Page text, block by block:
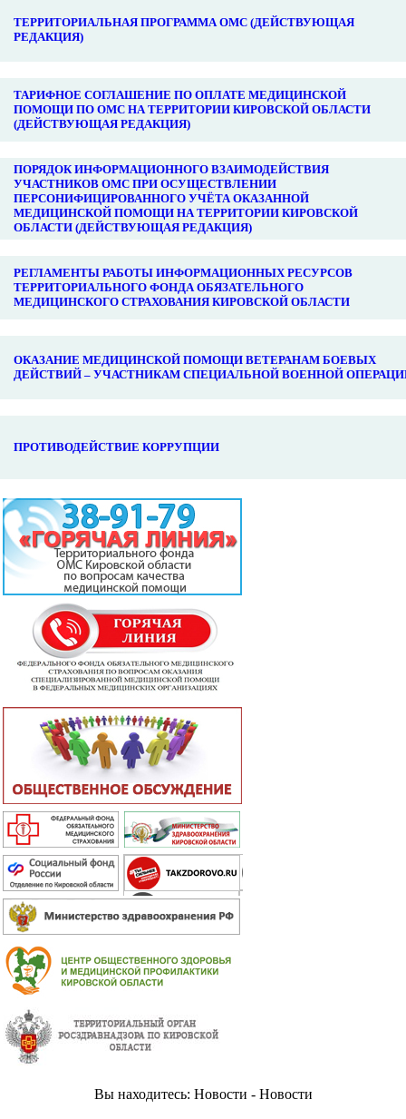
ТЕРРИТОРИАЛЬНАЯ ПРОГРАММА ОМС (ДЕЙСТВУЮЩАЯ
РЕДАКЦИЯ)
ТАРИФНОЕ СОГЛАШЕНИЕ ПО ОПЛАТЕ МЕДИЦИНСКОЙ
ПОМОЩИ ПО ОМС НА ТЕРРИТОРИИ КИРОВСКОЙ ОБЛАСТИ
(ДЕЙСТВУЮЩАЯ РЕДАКЦИЯ)
ПОРЯДОК ИНФОРМАЦИОННОГО ВЗАИМОДЕЙСТВИЯ
УЧАСТНИКОВ ОМС ПРИ ОСУЩЕСТВЛЕНИИ
ПЕРСОНИФИЦИРОВАННОГО УЧЁТА ОКАЗАННОЙ
МЕДИЦИНСКОЙ ПОМОЩИ НА ТЕРРИТОРИИ КИРОВСКОЙ
ОБЛАСТИ (ДЕЙСТВУЮЩАЯ РЕДАКЦИЯ)
РЕГЛАМЕНТЫ РАБОТЫ ИНФОРМАЦИОННЫХ РЕСУРСОВ
ТЕРРИТОРИАЛЬНОГО ФОНДА ОБЯЗАТЕЛЬНОГО
МЕДИЦИНСКОГО СТРАХОВАНИЯ КИРОВСКОЙ ОБЛАСТИ
ОКАЗАНИЕ МЕДИЦИНСКОЙ ПОМОЩИ ВЕТЕРАНАМ БОЕВЫХ
ДЕЙСТВИЙ – УЧАСТНИКАМ СПЕЦИАЛЬНОЙ ВОЕННОЙ
ПРОТИВОДЕЙСТВИЕ КОРРУПЦИИ
Вы находитесь: Новости - Новости